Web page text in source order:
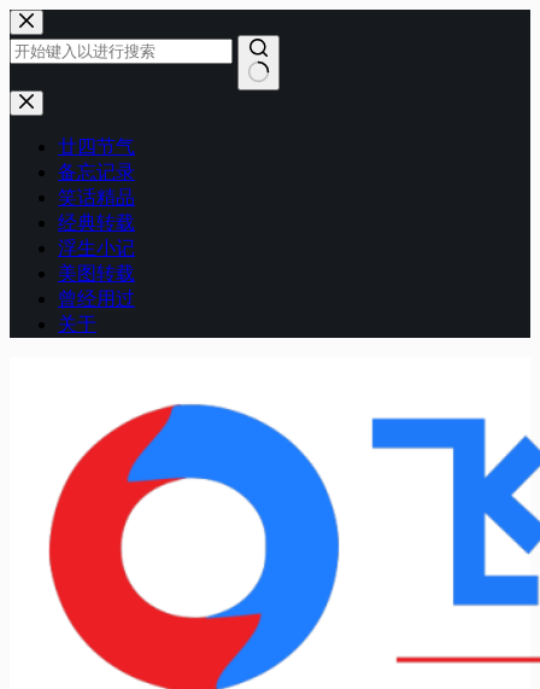
跳
至
内
容
无
廿四节气
备忘记录
笑话精品
经典转载
浮生小记
美图转载
曾经用过
关于